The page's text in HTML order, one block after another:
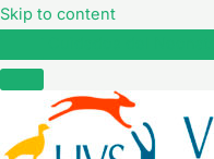
Skip to content